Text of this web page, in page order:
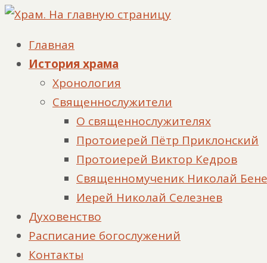
Главная
История храма
Хронология
Священнослужители
О священнослужителях
Протоиерей Пётр Приклонский
Протоиерей Виктор Кедров
Священномученик Николай
Иерей Николай Селезнев
Духовенство
Расписание богослужений
Контакты